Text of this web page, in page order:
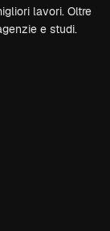
lavori. Oltre
e studi.